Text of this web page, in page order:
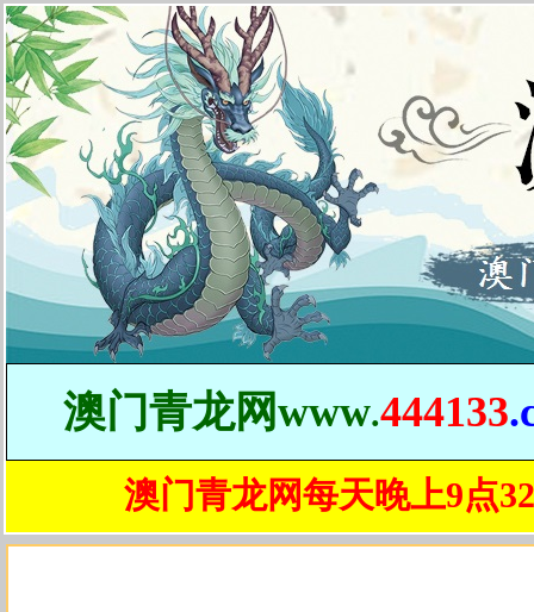
澳门青龙网www.444133
澳门青龙网每天晚上9点